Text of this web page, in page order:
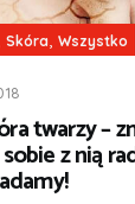
Skóra, Wszystko
twarzy –
z nią